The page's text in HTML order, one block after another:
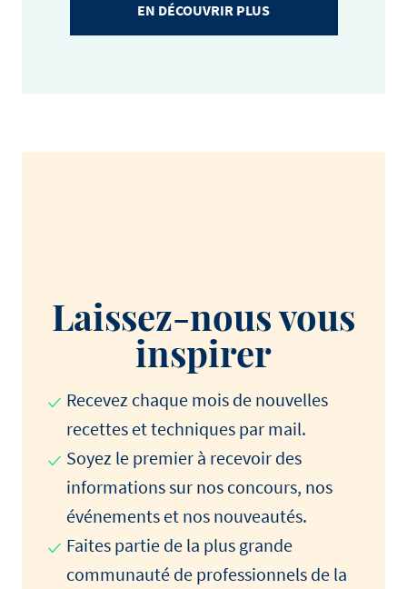
EN DÉCOUVRIR PLUS
Laissez-nous vous
inspirer
Recevez chaque mois de nouvelles
recettes et techniques par mail.
Soyez le premier à recevoir des
informations sur nos concours, nos
événements et nos nouveautés.
Faites partie de la plus grande
communauté de professionnels de la